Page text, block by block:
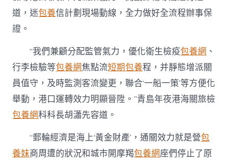
道，迷包養信計劃現場動線，全力做好全流程辦事保
證。
“我們兼顧分配監管氣力，優化衛生檢疫包養網 、
行李檢驗等包養網焦點流短期包養程，并靜態增派關
員值守，及時監測客流變更，聯合‘一船一策’等方便化
舉動，港口運轉效力明顯晉陞。”青島年夜港海關旅檢
包養網科科長胡瀟先容道。
“郵輪經濟是海上‘黃金財產’，通關效力就是營包
養妹商周遭的狀況和城市開摩羯包養網座們停止了原